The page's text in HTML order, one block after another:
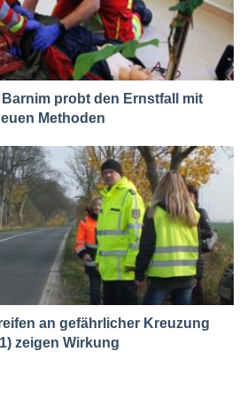
probt den Ernstfall mit
Methoden
an gefährlicher Kreuzung
zeigen Wirkung